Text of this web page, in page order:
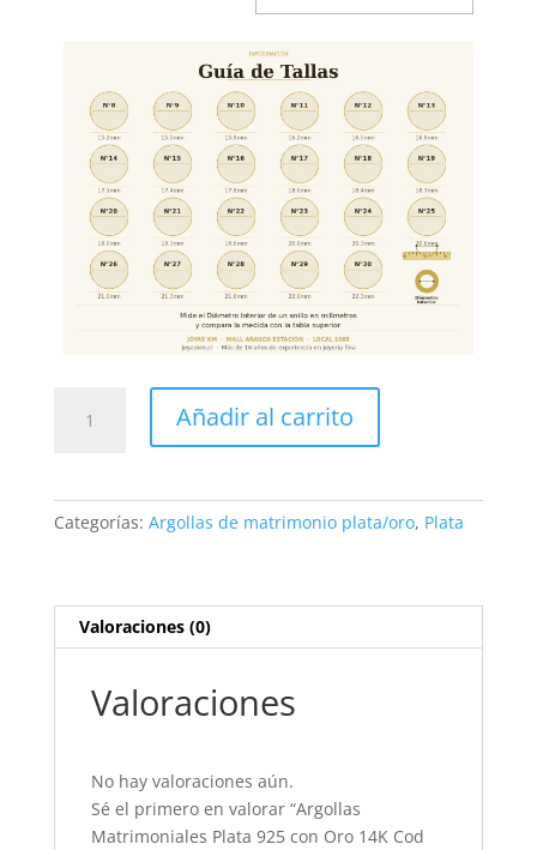
Matrimoniales
-
Espigas/Asteriscos
Orillas
cantidad
Añadir al carrito
Categorías: Argollas de matrimonio plata/oro, Plata
Valoraciones (0)
Valoraciones
No hay valoraciones aún.
Sé el primero en valorar “Argollas
Matrimoniales Plata 925 con Oro 14K Cod